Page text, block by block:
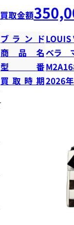
買取金額
ブランドLOUIS
商品名ベラ
型番
買取時期2026